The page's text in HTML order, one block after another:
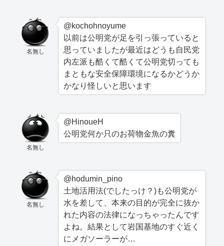
名無し
@kochohnoyume
以前は公明党が足を引っ張っていると
思っていましたが最近はどうも自民党
内左派も酷くて酷くて公明党切っても
まともな安全保障環境になるかどうか
かなり怪しいと思います
名無し
@HinoueH
公明党何か只のお荷物金魚の糞
名無し
@hodumin_pino
土地活用法(でしたっけ？)も公明党が
水を差して、本来の目的が完全に抜か
れた内容の法律になっちゃったんです
よね。結果として岩国基地のすぐ近く
にメガソーラーが…